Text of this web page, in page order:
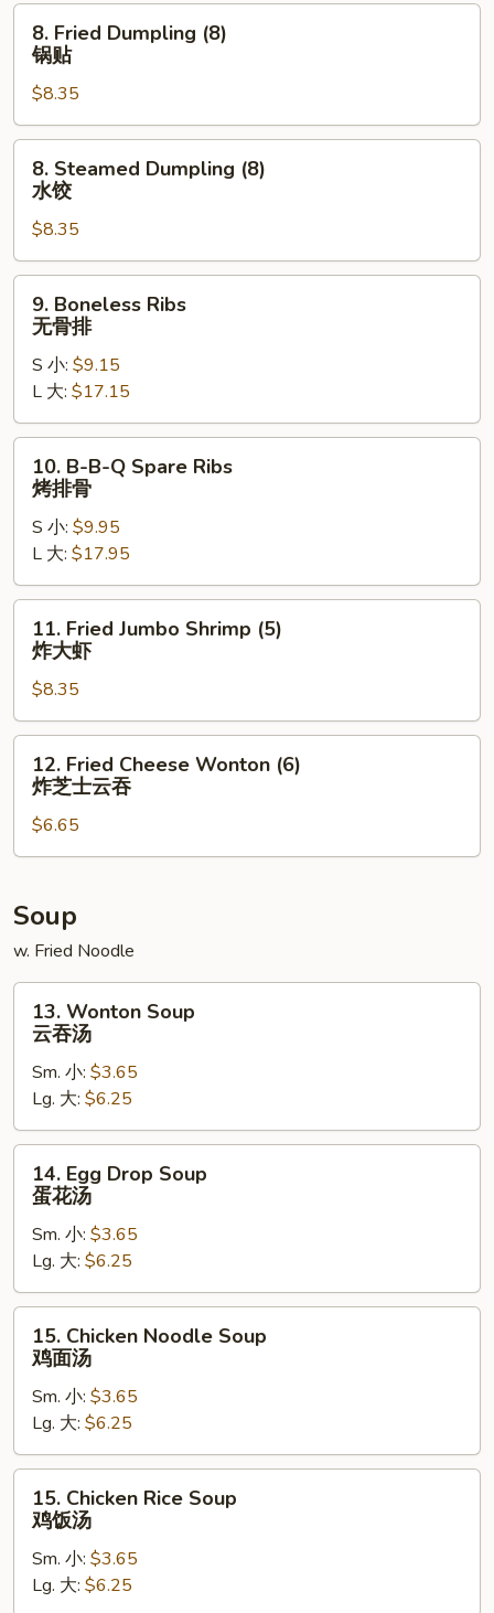
云
Fried
Dumpling
(8)
锅
贴
8. Fried Dumpling (8)
锅贴
$8.35
Steamed
Dumpling
(8)
水
饺
8. Steamed Dumpling (8)
水饺
$8.35
Boneless
Ribs
排
9. Boneless Ribs
无骨排
S 小: $9.15
L 大: $17.15
B-
Spare
Ribs
烤
10. B-B-Q Spare Ribs
烤排骨
S 小: $9.95
L 大: $17.95
Fried
Jumbo
Shrimp
(5)
炸
11. Fried Jumbo Shrimp (5)
炸大虾
$8.35
Fried
Cheese
Wonton
(6)
芝
云
吞
12. Fried Cheese Wonton (6)
炸芝士云吞
$6.65
Soup
w. Fried Noodle
Wonton
Soup
汤
13. Wonton Soup
云吞汤
Sm. 小: $3.65
Lg. 大: $6.25
Egg
Drop
Soup
花
汤
14. Egg Drop Soup
蛋花汤
Sm. 小: $3.65
Lg. 大: $6.25
Chicken
Noodle
Soup
面
汤
15. Chicken Noodle Soup
鸡面汤
Sm. 小: $3.65
Lg. 大: $6.25
Chicken
Rice
Soup
15. Chicken Rice Soup
鸡饭汤
Sm. 小: $3.65
Lg. 大: $6.25